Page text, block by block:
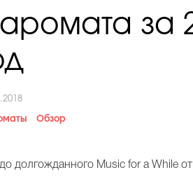
за
Обзор
долгожданного Music for a While от